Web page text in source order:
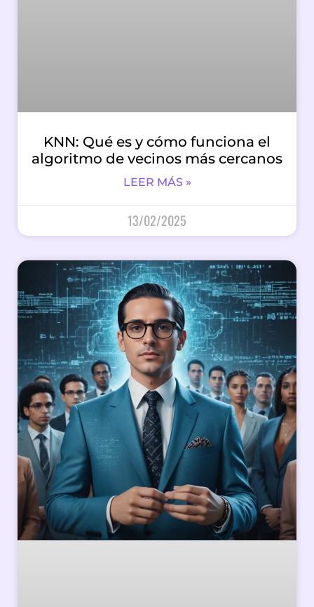
KNN: Qué es y cómo funciona el
algoritmo de vecinos más cercanos
LEER MÁS »
13/02/2025